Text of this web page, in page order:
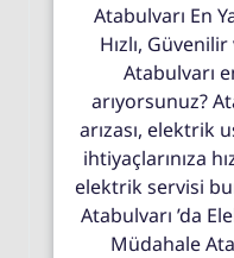
Atabulvarı En
Hızlı,
Atabulvarı
arıyorsunuz?
arızası, elektrik
ihtiyaçlarınıza
elektrik servisi
Atabulvarı ’da
Müdahale